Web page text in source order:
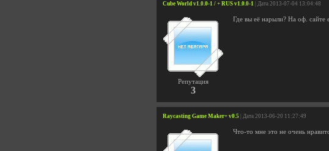
Cube World v1.0.0-1 / + RUS v1.0.0-1 | Дата 2013-07-04 13:04:48
Репутация
3
Где вы её нарыли? На оф. сайте
Raycasting Game Maker+ v0.5 | Дата 2013-06-20 11:27:49
Что-то мне это не очень